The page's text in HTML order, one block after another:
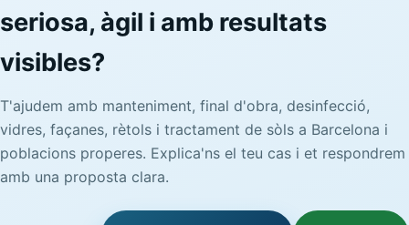
seriosa, àgil i amb resultats
visibles?
T'ajudem amb manteniment, final d'obra, desinfecció,
vidres, façanes, rètols i tractament de sòls a Barcelona i
poblacions properes. Explica'ns el teu cas i et respondrem
amb una proposta clara.